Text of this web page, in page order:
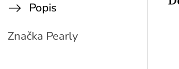
Popis
Značka Pearly